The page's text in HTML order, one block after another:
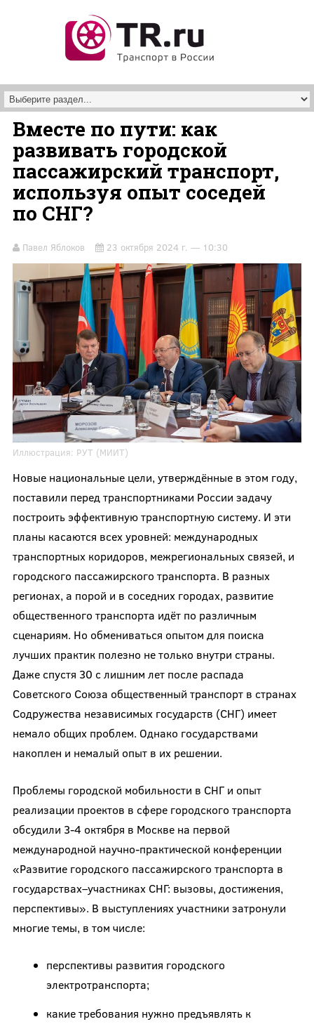
Вместе по пути: как
развивать городской
пассажирский транспорт,
используя опыт соседей
по СНГ?
Павел Яблоков 23 октября 2024 г. — 10:30
Иллюстрация: РУТ (МИИТ)
Новые национальные цели, утверждённые в этом году,
поставили перед транспортниками России задачу
построить эффективную транспортную систему. И эти
планы касаются всех уровней: международных
транспортных коридоров, межрегиональных связей, и
городского пассажирского транспорта. В разных
регионах, а порой и в соседних городах, развитие
общественного транспорта идёт по различным
сценариям. Но обмениваться опытом для поиска
лучших практик полезно не только внутри страны.
Даже спустя 30 с лишним лет после распада
Советского Союза общественный транспорт в странах
Содружества независимых государств (СНГ) имеет
немало общих проблем. Однако государствами
накоплен и немалый опыт в их решении.
Проблемы городской мобильности в СНГ и опыт
реализации проектов в сфере городского транспорта
обсудили 3-4 октября в Москве на первой
международной научно-практической конференции
«Развитие городского пассажирского транспорта в
государствах–участниках СНГ: вызовы, достижения,
перспективы». В выступлениях участники затронули
многие темы, в том числе:
перспективы развития городского
электротранспорта;
какие требования нужно предъявлять к